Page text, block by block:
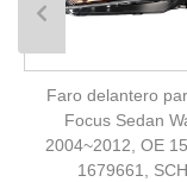
Faro delantero
Focus Sedan
2004~2012, OE
1679661,